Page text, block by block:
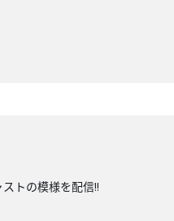
トの模様を配信!!